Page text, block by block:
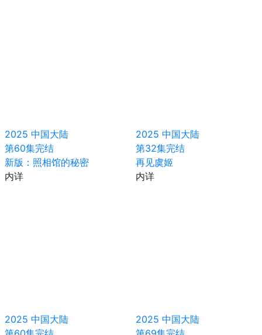
2025 中国大陆
第60集完结
新版：照相馆的秘密
内详
2025 中国大陆
第32集完结
再见虞姬
内详
2025 中国大陆
2025 中国大陆